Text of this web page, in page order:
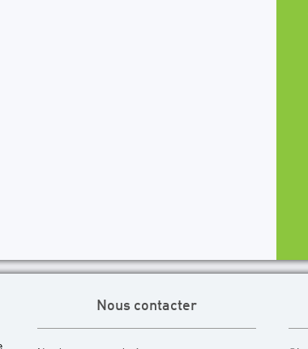
Nous contacter